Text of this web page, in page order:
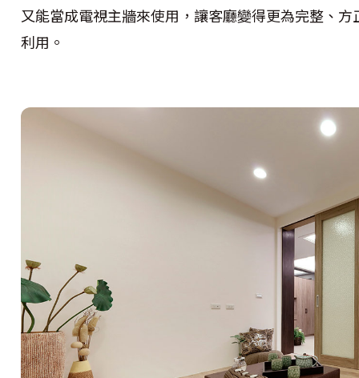
又能當成電視主牆來使用，讓客廳變得更為完整、
利用。